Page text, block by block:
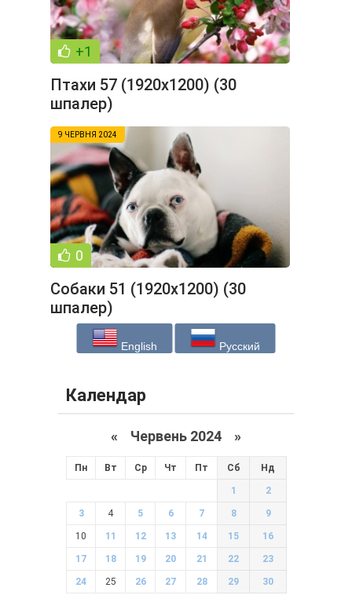
+1
Птахи 57 (1920x1200) (30
шпалер)
9 ЧЕРВНЯ 2024
0
Собаки 51 (1920x1200) (30
шпалер)
English Русский
Календар
« Червень 2024 »
Пн Вт Ср Чт Пт Сб Нд
1 2
3 4 5 6 7 8 9
10 11 12 13 14 15 16
17 18 19 20 21 22 23
24 25 26 27 28 29 30